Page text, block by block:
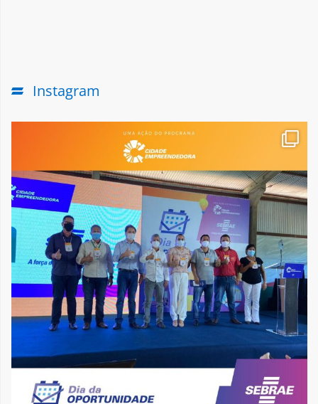
Instagram